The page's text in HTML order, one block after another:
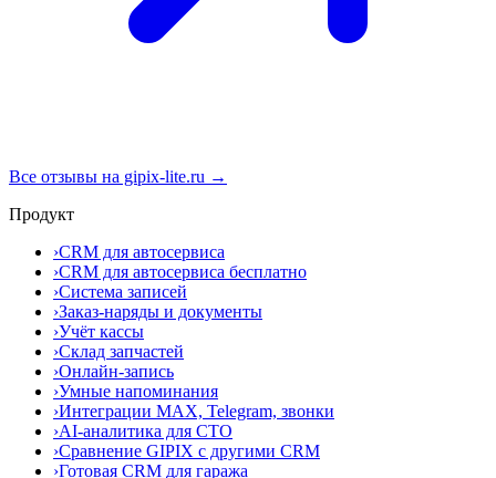
Все отзывы на gipix-lite.ru →
Продукт
›CRM для автосервиса
›CRM для автосервиса бесплатно
›Система записей
›Заказ-наряды и документы
›Учёт кассы
›Склад запчастей
›Онлайн-запись
›Умные напоминания
›Интеграции MAX, Telegram, звонки
›AI-аналитика для СТО
›Сравнение GIPIX с другими CRM
›Готовая CRM для гаража